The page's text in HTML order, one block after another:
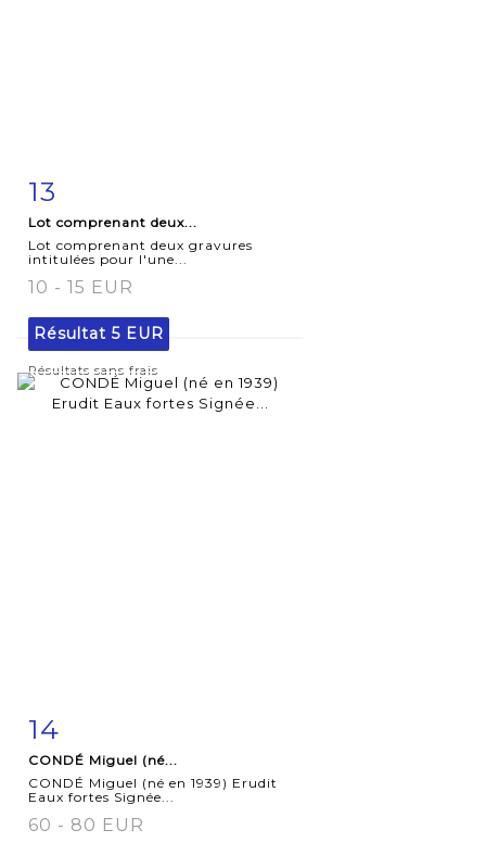
détaillée
13
Lot comprenant deux...
Lot comprenant deux gravures
intitulées pour l'une...
10 - 15 EUR
Résultat 5 EUR
Résultats sans frais
détaillée
14
CONDÉ Miguel (né...
CONDÉ Miguel (né en 1939) Erudit
Eaux fortes Signée...
60 - 80 EUR